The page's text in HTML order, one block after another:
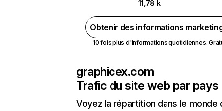
11,78 k
Obtenir des informations
10 fois plus d'informations quotidiennes.
graphicex.com
Trafic du site web par pays
Voyez la répartition dans le monde